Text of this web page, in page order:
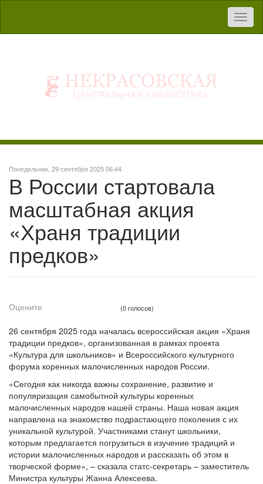
Понедельник, 29 сентября 2025 06:44
В России стартовала
масштабная акция
«Храня традиции
предков»
Оцените (0 голосов)
26 сентября 2025 года началась всероссийская акция «Храня
традиции предков», организованная в рамках проекта
«Культура для школьников» и Всероссийского культурного
форума коренных малочисленных народов России.
«Сегодня как никогда важны сохранение, развитие и
популяризация самобытной культуры коренных
малочисленных народов нашей страны. Наша новая акция
направлена на знакомство подрастающего поколения с их
уникальной культурой. Участниками станут школьники,
которым предлагается погрузиться в изучение традиций и
истории малочисленных народов и рассказать об этом в
творческой форме», – сказала статс-секретарь – заместитель
Министра культуры Жанна Алексеева.